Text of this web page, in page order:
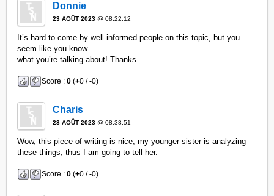
Donnie
23 AOÛT 2023 @ 08:22:12
It’s hard to come by well-informed people on this topic, but you
seem like you know
what you’re talking about! Thanks
Score :0 (+0 /-0)
Charis
23 AOÛT 2023 @ 08:38:51
Wow, this piece of writing is nice, my younger sister is analyzing
these things, thus I am going to tell her.
Score :0 (+0 /-0)